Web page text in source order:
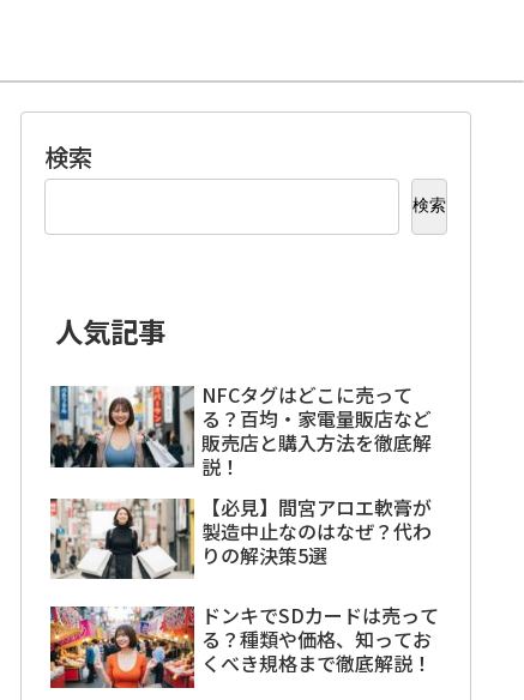
検索
検索
人気記事
NFCタグはどこに売って
る？百均・家電量販店など
販売店と購入方法を徹底解
説！
【必見】間宮アロエ軟膏が
製造中止なのはなぜ？代わ
りの解決策5選
ドンキでSDカードは売って
る？種類や価格、知ってお
くべき規格まで徹底解説！